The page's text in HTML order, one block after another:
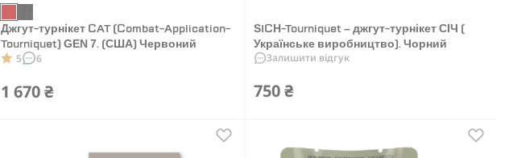
Джгут-турнікет CAT (Combat-Application-
Tourniquet) GEN 7. (США) Червоний
5 6
1 670 ₴
SICH-Tourniquet – джгут-турнікет СІЧ (
Українське виробництво). Чорний
Залишити відгук
750 ₴